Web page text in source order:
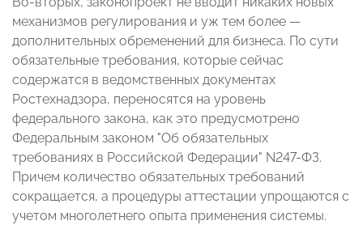
механизмов регулирования и уж тем более —
дополнительных обременений для бизнеса. По сути
обязательные требования, которые сейчас
содержатся в ведомственных документах
Ростехнадзора, переносятся на уровень
федерального закона, как это предусмотрено
Федеральным законом "Об обязательных
требованиях в Российской Федерации" N247-ФЗ.
Причем количество обязательных требований
сокращается, а процедуры аттестации упрощаются с
учетом многолетнего опыта применения системы.